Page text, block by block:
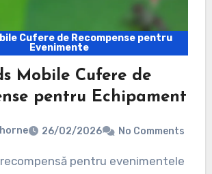
Cufere de Recompense pentru
Evenimente
Mobile Cufere de
pentru Echipament
26/02/2026 No Comments